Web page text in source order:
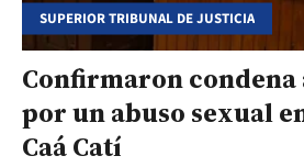
SUPERIOR TRIBUNAL DE JUSTICIA
Confirmaron condena
por un abuso sexual
Caá Catí